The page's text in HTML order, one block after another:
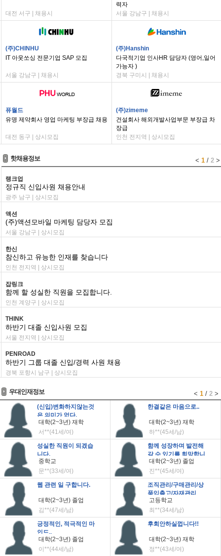
대전 서구 | 채용시
력자
서울 강남구 | 채용시
(주)CHINHU
IT 아웃쏘싱 전문기업 SAP 모집
서울 강남구 | 채용시
(주)Hanshin
다국적기업 인사HR 담당자 (영어,일어
가능자 )
경북 구미시 | 채용시
퓨월드
유명 제약회사 영업 마케팅 부장급 채용
대전 동구 | 상시모집
(주)zimeme
건설회사 해외개발사업부문 부장급 차
장급
인천 전지역 | 상시모집
핫채용정보 < 1 / 2 >
랭크업
정규직 신입사원 채용안내
광주 남구 | 상시모집
액션
(주)액션모바일 마케팅 담당자 모집
서울 강남구 | 상시모집
한신
참신하고 유능한 인재를 찾습니다
인천 전지역 | 상시모집
잡링크
함께 할 성실한 직원을 모집합니다.
인천 계양구 | 상시모집
THINK
하반기 대졸 신입사원 모집
서울 전지역 | 상시모집
PENROAD
하반기 그룹 대졸 신입/경력 사원 채용
경북 포항시 남구 | 상시모집
우대인재정보 < 1 / 2 >
(신입)변화하지않는것
은 의미가 없다.
대학(2~3년) 재학
서**(41세/여)
한결같은 마음으로..
대학(2~3년) 재학
하**(45세/남)
성실한 직원이 되겠습
니다.
중학교
문**(33세/여)
함께 성장하며 발전해
갈 수 있기를 희망합니
다.
대학(2~3년) 졸업
진**(45세/여)
웹 관련 일 구합니다.
대학(2~3년) 졸업
김**(47세/남)
조직관리/구매관리/상
품입출고/자재관리
고등학교
최**(34세/남)
긍정적인, 적극적인 마
인드..
대학(2~3년) 졸업
이**(44세/남)
후회안하실껍니다!!
대학(2~3년) 재학
정**(43세/여)